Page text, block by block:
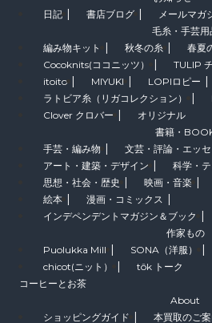
日記
書店ブログ メールマガ
毛糸・手芸用
編み物キット
秋冬の糸 春夏
Cocoknits(ココニッツ）
TULIP
itoito
MIYUKI
LOPIロピー
ラトビア糸（リガコレクション）
Clover クロバー
オリジナル
書籍・
手芸・編み物
文芸・評論・エッセ
アート・建築・デザイン
科学・
思想・社会・歴史
映画・音楽
絵本
漫画・コミックス
インデペンデントマガジン＆ブック
作家もの
Puolukka Mill
SONA（洋服）
chicot(ニット）
tôk トーク
コーヒーとお茶
About
ショッピングガイド
本買取のご